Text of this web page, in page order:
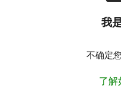
我
不确定
了解